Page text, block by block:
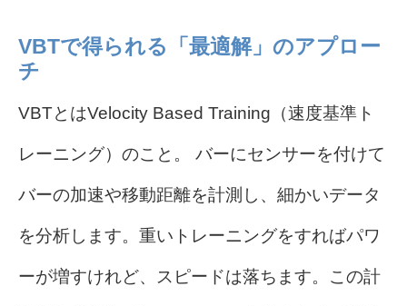
VBTで得られる「最適解」のアプロー
チ
VBTとはVelocity Based Training（速度基準ト
レーニング）のこと。 バーにセンサーを付けて
バーの加速や移動距離を計測し、細かいデータ
を分析します。重いトレーニングをすればパワ
ーが増すけれど、スピードは落ちます。この計